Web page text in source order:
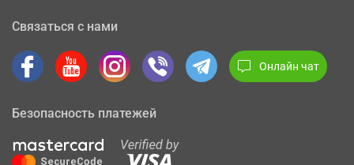
Связаться с нами
Онлайн чат
Безопасность платежей